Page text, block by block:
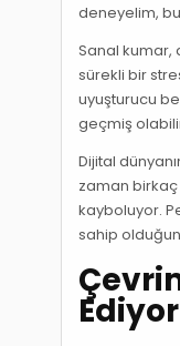
deneyelim,
Sanal kumar,
sürekli bir
uyuşturucu
geçmiş
Dijital
zaman birkaç
kayboluyor.
sahip